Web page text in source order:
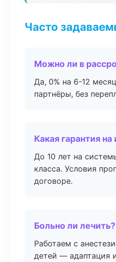
Часто
Можно ли в
Да, 0% на 6-12
партнёры, без
Какая гарантия
До 10 лет на
класса. Условия
договоре.
Больно ли лечить?
Работаем с
детей — адаптация